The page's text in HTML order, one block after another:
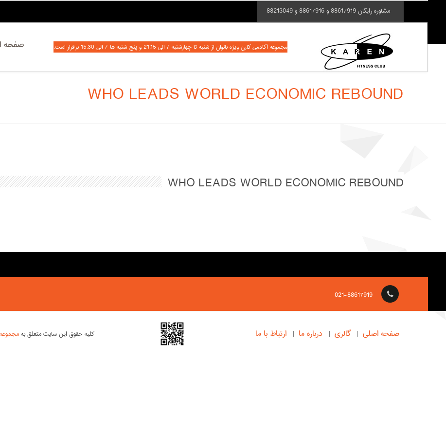
مشاوره رایگان 88617919 و 88617916 و 88213049
مجموعه آکادمی کارن ویژه بانوان از شنبه تا چهارشنبه 7 الی 21:15 و پنج شنبه ها 7 الی 15:30 برقرار است. صفحه
WHO LEADS WORLD ECONOMIC REBOUND
WHO LEADS WORLD ECONOMIC REBOUND
021-88617919
صفحه اصلی گالری درباره ما ارتباط با ما کلیه حقوق این سایت متعلق به